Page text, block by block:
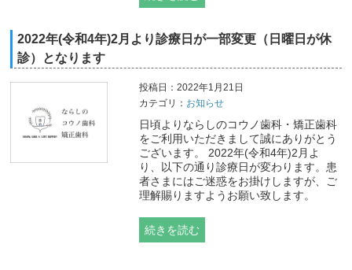
2022年(令和4年)2月より診療日が一部変更（日曜日が休
診）となります
投稿日：2022年1月21日
カテゴリ： お知らせ
日頃よりならしのコウノ歯科・矯正歯科
をご利用いただきまして誠にありがとう
ございます。 2022年(令和4年)2月よ
り、以下の通り診療日が変わります。患
者さまにはご迷惑をお掛けしますが、ご
理解賜りますようお願い致します。
続きを読む